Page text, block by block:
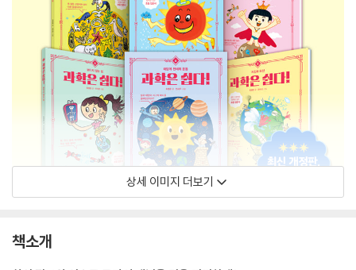
상세 이미지 더보기
책소개